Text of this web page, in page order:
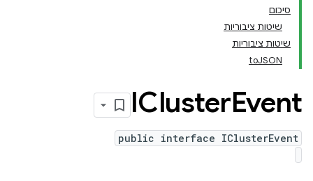
סיכום
שיטות ציבוריות
שיטות ציבוריות
toJSON
IClusterEvent
public interface IClusterEvent